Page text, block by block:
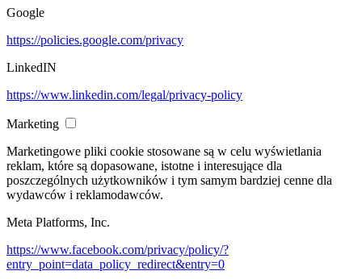
Google
https://policies.google.com/privacy
LinkedIN
https://www.linkedin.com/legal/privacy-policy
Marketing
Marketingowe pliki cookie stosowane są w celu wyświetlania
reklam, które są dopasowane, istotne i interesujące dla
poszczególnych użytkowników i tym samym bardziej cenne dla
wydawców i reklamodawców.
Meta Platforms, Inc.
https://www.facebook.com/privacy/policy/?
entry_point=data_policy_redirect&entry=0